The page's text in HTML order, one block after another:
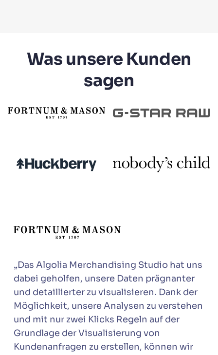
Was unsere Kunden
sagen
„Das Algolia Merchandising Studio hat uns
dabei geholfen, unsere Daten prägnanter
und detaillierter zu visualisieren. Dank der
Möglichkeit, unsere Analysen zu verstehen
und mit nur zwei Klicks Regeln auf der
Grundlage der Visualisierung von
Kundenanfragen zu erstellen, können wir